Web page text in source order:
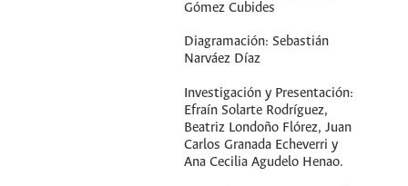
Gómez Cubides
Diagramación: Sebastián
Narváez Díaz
Investigación y Presentación:
Efraín Solarte Rodríguez,
Beatriz Londoño Flórez, Juan
Carlos Granada Echeverri y
Ana Cecilia Agudelo Henao.